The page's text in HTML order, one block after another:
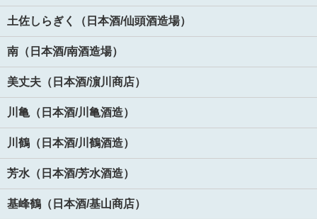
土佐しらぎく（日本酒/仙頭酒造場）
南（日本酒/南酒造場）
美丈夫（日本酒/濵川商店）
川亀（日本酒/川亀酒造）
川鶴（日本酒/川鶴酒造）
芳水（日本酒/芳水酒造）
基峰鶴（日本酒/基山商店）